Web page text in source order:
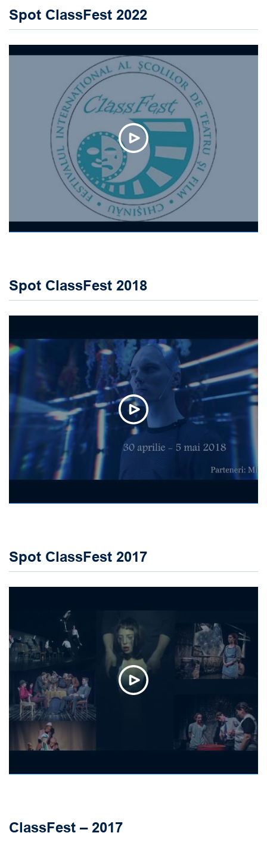
Spot ClassFest 2022
Spot ClassFest 2018
Spot ClassFest 2017
ClassFest – 2017